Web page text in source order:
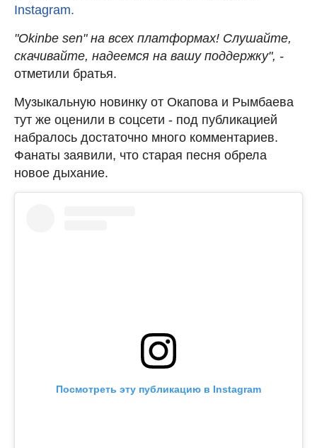
Instagram.
"Okinbe sen" на всех платформах! Слушайте,
скачивайте, надеемся на вашу поддержку", -
отметили братья.
Музыкальную новинку от Окапова и Рымбаева
тут же оценили в соцсети - под публикацией
набралось достаточно много комментариев.
Фанаты заявили, что старая песня обрела
новое дыхание.
Посмотреть эту публикацию в Instagram